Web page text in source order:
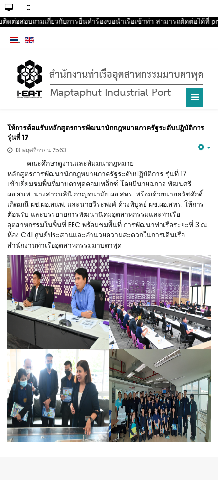
อสอบถามเกี่ยวกับการยื่นคำร้องขอนำเรือเข้าท่า สามารถติดต่อได้ที่
ให้การต้อนรับหลักสูตรการพัฒนานักกฎหมายภาครัฐระดับปฏิบัติการ
รุ่นที่ 17
13 พฤศจิกายน 2563
คณะศึกษาดูงานและสัมมนากฎหมาย
หลักสูตรการพัฒนานักกฎหมายภาครัฐระดับปฏิบัติการ รุ่นที่ 17
เข้าเยี่ยมชมพื้นที่มาบตาพุดคอมเพล็กซ์ โดยมีนายฉกาจ พัฒนศรี
ผอ.สนพ. นางสาวนลินี กาญจนามัย ผอ.สทร. พร้อมด้วยนายธวัชศักดิ์
เกิดมณี ผช.ผอ.สนพ. และนายวีระพงศ์ ด้วงพิบูลย์ ผช.ผอ.สทร. ให้การ
ต้อนรับ และบรรยายการพัฒนานิคมอุตสาหกรรมและท่าเรือ
อุตสาหกรรมในพื้นที่ EEC พร้อมชมพื้นทื่ การพัฒนาท่าเรือระยะที่ 3 ณ
ห้อง C4I ศูนย์ประสานและอำนวยความสะดวกในการเดินเรือ
สำนักงานท่าเรืออุตสาหกรรมมาบตาพุด